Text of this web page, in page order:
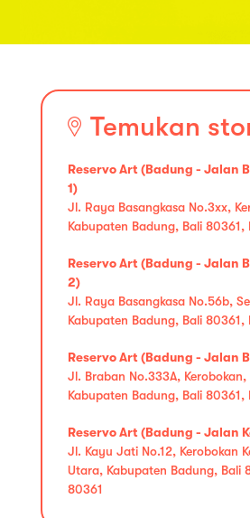
Temukan
Reservo Art (Badung - Jalan
1)
Jl. Raya Basangkasa No.3xx,
Kabupaten Badung, Bali 80361,
Reservo Art (Badung - Jalan
2)
Jl. Raya Basangkasa No.56b,
Kabupaten Badung, Bali 80361,
Reservo Art (Badung - Jalan
Jl. Braban No.333A, Kerobokan,
Kabupaten Badung, Bali 80361,
Reservo Art (Badung - Jalan
Jl. Kayu Jati No.12, Kerobokan
Utara, Kabupaten Badung, Bali
80361